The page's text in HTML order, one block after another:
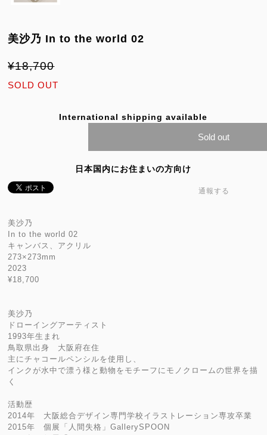
美沙乃 In to the world 02
¥18,700
SOLD OUT
International shipping available
Sold out
日本国内にお住まいの方向け
通報する
美沙乃
In to the world 02
キャンバス、アクリル
273×273mm
2023
¥18,700
美沙乃
ドローイングアーティスト
1993年生まれ
鳥取県出身 大阪府在住
主にチャコールペンシルを使用し、
インクが水中で漂う様と動物をモチーフにモノクロームの世界を描
く
活動歴
2014年 大阪総合デザイン専門学校イラストレーション専攻卒業
2015年 個展「人間失格」GallerySPOON